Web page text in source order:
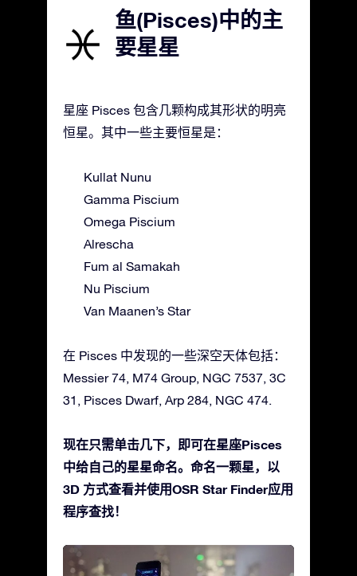
鱼(Pisces)中的主
要星星
星座 Pisces 包含几颗构成其形状的明亮
恒星。其中一些主要恒星是：
Kullat Nunu
Gamma Piscium
Omega Piscium
Alrescha
Fum al Samakah
Nu Piscium
Van Maanen’s Star
在 Pisces 中发现的一些深空天体包括：
Messier 74, M74 Group, NGC 7537, 3C
31, Pisces Dwarf, Arp 284, NGC 474.
现在只需单击几下，即可在星座Pisces
中给自己的星星命名。命名一颗星，以
3D 方式查看并使用OSR Star Finder应用
程序查找！